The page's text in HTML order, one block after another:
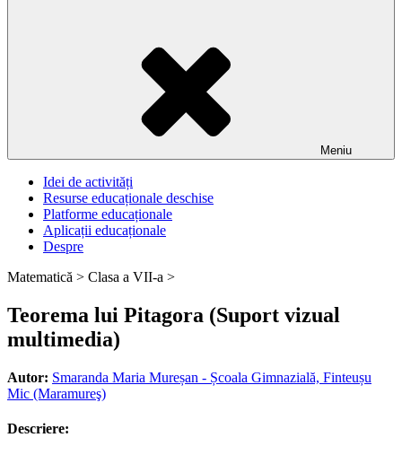
Meniu
Idei de activități
Resurse educaționale deschise
Platforme educaționale
Aplicații educaționale
Despre
Matematică > Clasa a VII-a >
Teorema lui Pitagora (Suport vizual
multimedia)
Autor: Smaranda Maria Mureșan - Școala Gimnazială, Finteușu
Mic (Maramureş)
Descriere: